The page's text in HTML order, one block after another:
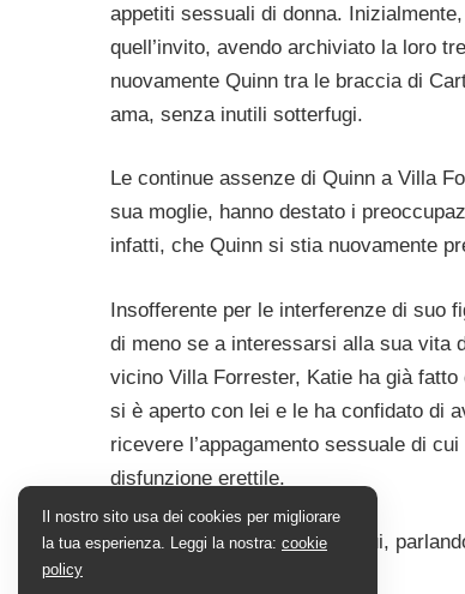
appetiti sessuali di donna.
quell’invito, avendo archiviato la loro
nuovamente Quinn tra le braccia di
ama, senza inutili sotterfugi.
Le continue assenze di Quinn a Villa
sua moglie, hanno destato i
infatti, che Quinn si stia nuovamente
Insofferente per le interferenze di suo
di meno se a interessarsi alla sua vita
vicino Villa Forrester, Katie ha già
si è aperto con lei e le ha confidato di
ricevere l’appagamento sessuale di
disfunzione erettile.
Anche Katie si è aperta con lui,
Il nostro sito usa dei cookies per migliorare
la tua esperienza. Leggi la nostra: cookie
policy